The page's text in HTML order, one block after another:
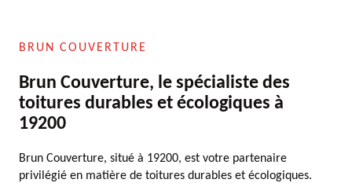
BRUN COUVERTURE
Brun Couverture, le spécialiste des
toitures durables et écologiques à
19200
Brun Couverture, situé à 19200, est votre partenaire
privilégié en matière de toitures durables et écologiques.